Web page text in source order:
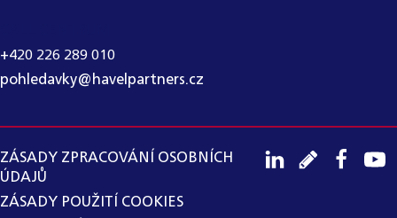
+420 226 289 010
pohledavky@havelpartners.cz
ZÁSADY ZPRACOVÁNÍ OSOBNÍCH
ÚDAJŮ
ZÁSADY POUŽITÍ COOKIES